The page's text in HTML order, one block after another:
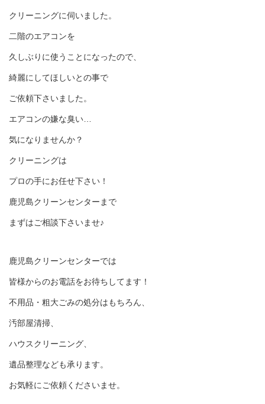
クリーニングに伺いました。
二階のエアコンを
久しぶりに使うことになったので、
綺麗にしてほしいとの事で
ご依頼下さいました。
エアコンの嫌な臭い…
気になりませんか？
クリーニングは
プロの手にお任せ下さい！
鹿児島クリーンセンターまで
まずはご相談下さいませ♪
鹿児島クリーンセンターでは
皆様からのお電話をお待ちしてます！
不用品・粗大ごみの処分はもちろん、
汚部屋清掃、
ハウスクリーニング、
遺品整理なども承ります。
お気軽にご依頼くださいませ。